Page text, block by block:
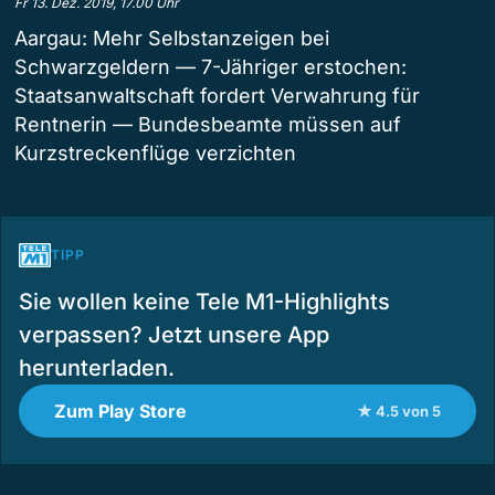
Aargau: Mehr Selbstanzeigen bei
Schwarzgeldern — 7-Jähriger erstochen:
Staatsanwaltschaft fordert Verwahrung für
Rentnerin — Bundesbeamte müssen auf
Kurzstreckenflüge verzichten
TIPP
Sie wollen keine Tele M1-Highlights
verpassen? Jetzt unsere App
herunterladen.
Zum Play Store ★ 4.5 von 5